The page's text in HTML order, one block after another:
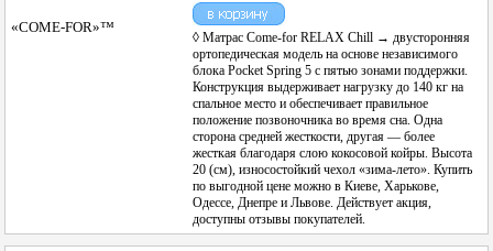
«COME-FOR»™
◊ Матрас Come-for RELAX Chill → двусторонняя
ортопедическая модель на основе независимого
блока Pocket Spring 5 с пятью зонами поддержки.
Конструкция выдерживает нагрузку до 140 кг на
спальное место и обеспечивает правильное
положение позвоночника во время сна. Одна
сторона средней жесткости, другая — более
жесткая благодаря слою кокосовой койры. Высота
20 (см), износостойкий чехол «зима-лето». Купить
по выгодной цене можно в Киеве, Харькове,
Одессе, Днепре и Львове. Действует акция,
доступны отзывы покупателей.